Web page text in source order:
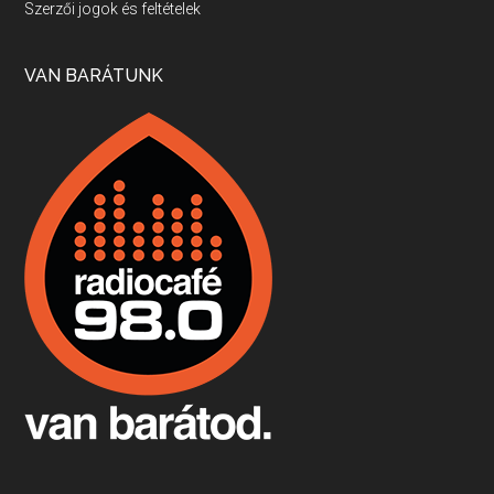
Apr 17, 2026 • 00:35:38
Boston, teadélután, bab és homár
Apr 9, 2026 • 00:37:17
Fermentáljunk, a testünk meghálálja!
Apr 3, 2026 • 00:36:07
Szerzői jogok és feltételek
VAN BARÁTUNK